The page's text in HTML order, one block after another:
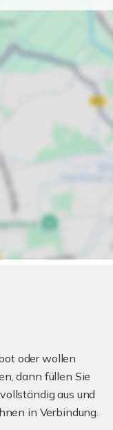
oder wollen
dann füllen Sie
aus und
in Verbindung.